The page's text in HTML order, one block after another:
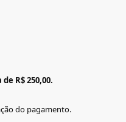
R$ 250,00.
do pagamento.